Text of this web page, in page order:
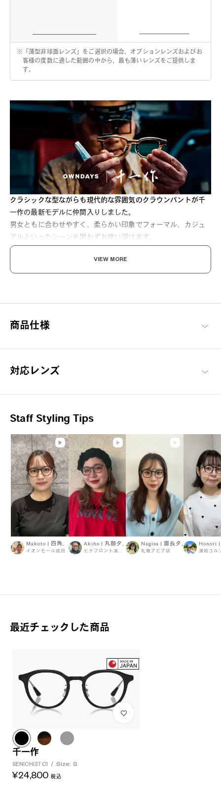
※
「薄型非球面レンズ」をご選択の場合、オプションレンズおよびお
客様の度数に適した範囲の中から、最も薄いレンズをご提供しま
す。
クラシックな型ながらも現代的な雰囲気のクラウンパントが千
一作の最新モデルに仲間入りしました。
男女ともに合わせやすく、柔らかい印象でフォーマル、カジュ
アルといったシーンを問わずお使い頂けます。
セルロイドの光沢感とチタンの軽量さをぜひお試しください。
VIEW MORE
商品仕様
対応レンズ
Staff Styling Tips
Makoto | 四角顔タイプ
イオンモール成田
Akiho | 丸顔タイプ
ビナフロント海老名
Nagisa | 面長タイプ
札幌アピア店 浦和コル
最近チェックした商品
千一作
SENICHI37 C1 / Size: S
¥24,800 税込